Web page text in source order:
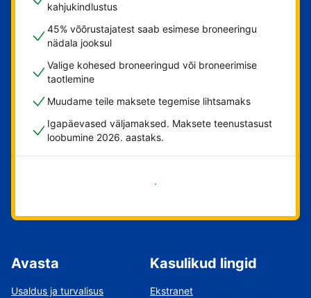
kahjukindlustus
45% võõrustajatest saab esimese broneeringu
nädala jooksul
Valige kohesed broneeringud või broneerimise
taotlemine
Muudame teile maksete tegemise lihtsamaks
Igapäevased väljamaksed. Maksete teenustasust
loobumine 2026. aastaks.
Alusta kohe
Avasta
Usaldus ja turvalisus
Kasulikud lingid
Ekstranet